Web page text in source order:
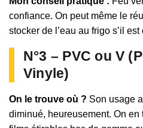
confiance. On peut même le
stocker de l’eau au frigo s’il est
N°3 – PVC ou V
Vinyle)
On le trouve où ? Son usage
diminué, heureusement. On